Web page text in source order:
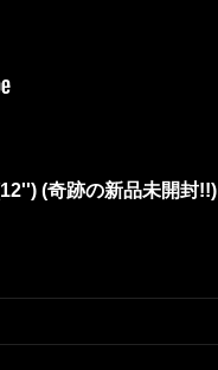
(奇跡の新品未開封!!)